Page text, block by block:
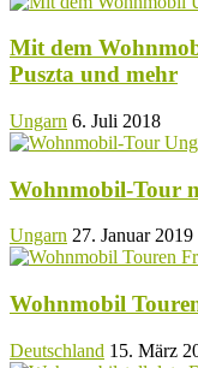
Mit dem
Puszta und mehr
Ungarn 6. Juli 2018
Wohnmobil-Tour
Ungarn 27. Januar 2019
Wohnmobil
Deutschland 15. März